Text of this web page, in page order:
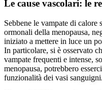
Le cause vascolari: le
Sebbene le vampate di calore
ormonali della menopausa,
iniziato a mettere in luce un
In particolare, si è osservato
vampate frequenti e intense,
menopausa, potrebbero
funzionalità dei vasi sanguigni.